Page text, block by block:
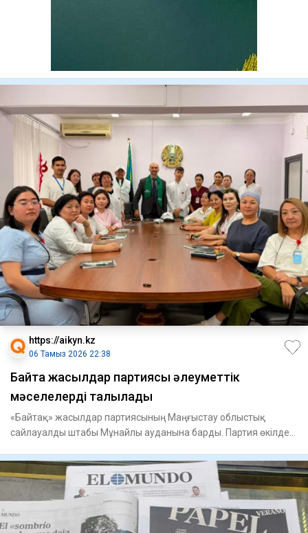
https://aikyn.kz
06 Тамыз 2026 22:38
Байтақ жасылдар партиясы әлеуметтік
мәселелерді талқылады
«Байтақ» жасылдар партиясының Маңғыстау облыстық
сайлауалды штабы Мұнайлы ауданына барды. Партия өкілдері